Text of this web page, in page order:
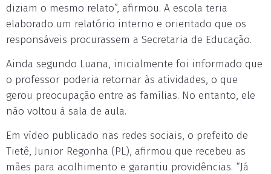
diziam o mesmo relato”, afirmou. A escola teria
elaborado um relatório interno e orientado que os
responsáveis procurassem a Secretaria de Educação.
Ainda segundo Luana, inicialmente foi informado que
o professor poderia retornar às atividades, o que
gerou preocupação entre as famílias. No entanto, ele
não voltou à sala de aula.
Em vídeo publicado nas redes sociais, o prefeito de
Tietê, Junior Regonha (PL), afirmou que recebeu as
mães para acolhimento e garantiu providências. “Já